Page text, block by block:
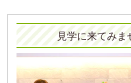
見学に来てみま